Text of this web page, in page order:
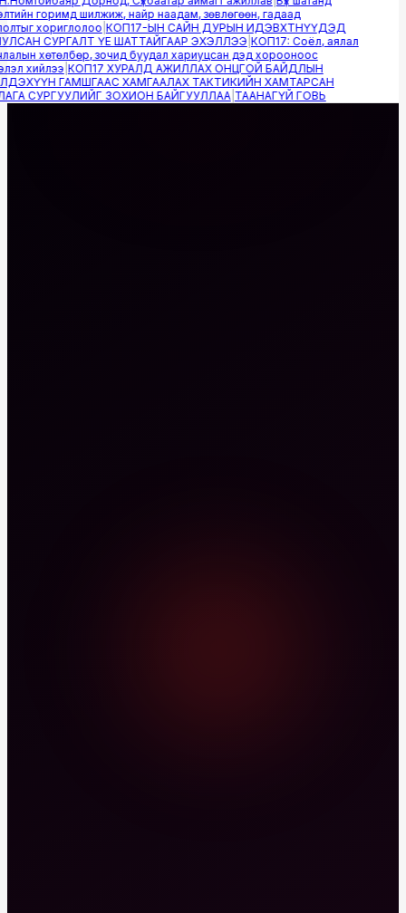
горимд шилжиж, найр наадам, зөвлөгөөн, гадаад
хориглолоо|КОП17-ЫН САЙН ДУРЫН ИДЭВХТНҮҮДЭД
СУРГАЛТ ҮЕ ШАТТАЙГААР ЭХЭЛЛЭЭ|КОП17: Соёл, аялал
хөтөлбөр, зочид буудал хариуцсан дэд хорооноос
хийлээ|КОП17 ХУРАЛД АЖИЛЛАХ ОНЦГОЙ БАЙДЛЫН
ГАМШГААС ХАМГААЛАХ ТАКТИКИЙН ХАМТАРСАН
СУРГУУЛИЙГ ЗОХИОН БАЙГУУЛЛАА|ТААНАГҮЙ ГОВЬ